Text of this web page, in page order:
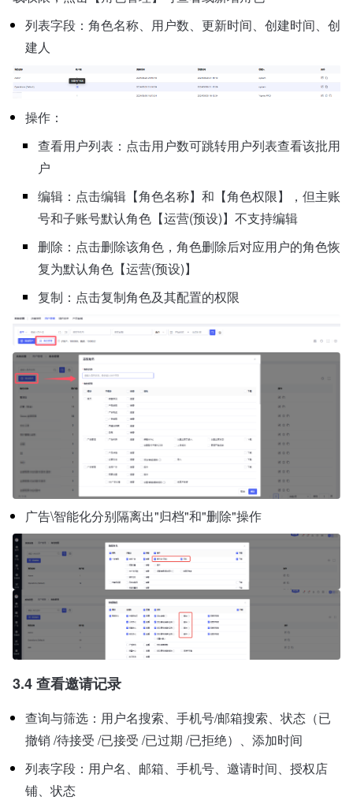
列表字段：角色名称、用户数、更新时间、创建时间、创
建人
操作：
查看用户列表：点击用户数可跳转用户列表查看该批用
户
编辑：点击编辑【角色名称】和【角色权限】，但主账
号和子账号默认角色【运营(预设)】不支持编辑
删除：点击删除该角色，角色删除后对应用户的角色恢
复为默认角色【运营(预设)】
复制：点击复制角色及其配置的权限
广告\智能化分别隔离出"归档"和"删除"操作
3.4 查看邀请记录
查询与筛选：用户名搜索、手机号/邮箱搜索、状态（已
撤销 /待接受 /已接受 /已过期 /已拒绝）、添加时间
列表字段：用户名、邮箱、手机号、邀请时间、授权店
铺、状态